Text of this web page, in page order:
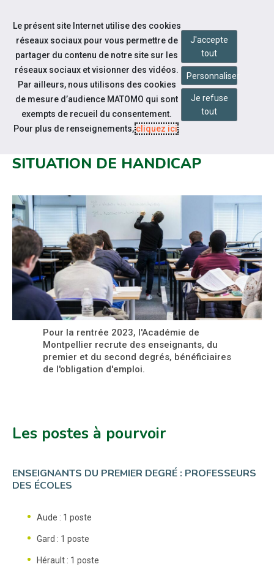
Aller au contenu
Notre actualité
L'ACADÉMIE DE MONTPELLIER
SITUATION DE HANDICAP
Pour la rentrée 2023, l'Académie de
Montpellier recrute des enseignants, du
premier et du second degrés, bénéficiaires
de l'obligation d'emploi.
Les postes à pourvoir
ENSEIGNANTS DU PREMIER DEGRÉ : PROFESSEURS
DES ÉCOLES
Aude : 1 poste
Gard : 1 poste
Hérault : 1 poste
Le présent site Internet utilise des cookies
réseaux sociaux pour vous permettre de
partager du contenu de notre site sur les
réseaux sociaux et visionner des vidéos.
Par ailleurs, nous utilisons des cookies
de mesure d’audience MATOMO qui sont
exempts de recueil du consentement.
Pour plus de renseignements,cliquez ici.
J'accepte
tout
Personnaliser
Je refuse
tout